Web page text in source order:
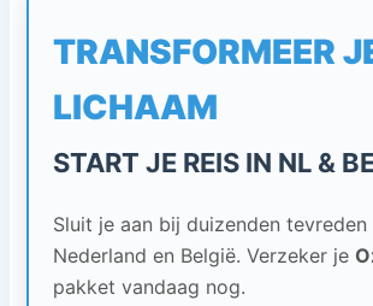
TRANSFORMEER
LICHAAM
START JE REIS IN NL &
Sluit je aan bij duizenden tevreden
Nederland en België. Verzeker je
pakket vandaag nog.